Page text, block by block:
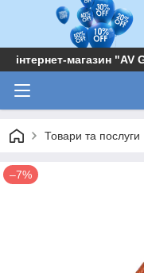
інтернет-магазин "AV
Товари та послуги
–7%